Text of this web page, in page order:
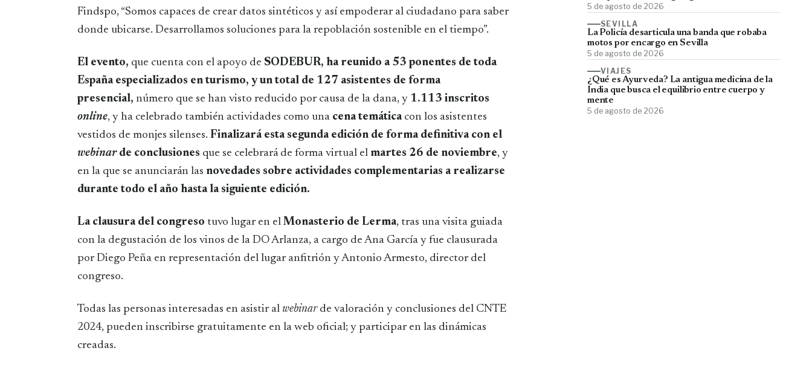
Findspo, “Somos capaces de crear datos sintéticos y así empoderar al ciudadano para saber
donde ubicarse. Desarrollamos soluciones para la repoblación sostenible en el tiempo”.
El evento, que cuenta con el apoyo de SODEBUR, ha reunido a 53 ponentes de toda
España especializados en turismo, y un total de 127 asistentes de forma
presencial, número que se han visto reducido por causa de la dana, y 1.113 inscritos
online, y ha celebrado también actividades como una cena temáticacon los asistentes
vestidos de monjes silenses. Finalizará esta segunda edición de forma definitiva con el
webinar de conclusiones que se celebrará de forma virtual el martes 26 de noviembre, y
en la que se anunciarán las novedades sobre actividades complementarias a realizarse
durante todo el año hasta la siguiente edición.
La clausura del congreso tuvo lugar en el Monasterio de Lerma, tras una visita guiada
con la degustación de los vinos de la DO Arlanza, a cargo de Ana García y fue clausurada
por Diego Peña en representación del lugar anfitrión y Antonio Armesto, director del
congreso.
Todas las personas interesadas en asistir al webinar de valoración y conclusiones del CNTE
2024, pueden inscribirse gratuitamente en la web oficial; y participar en las dinámicas
creadas.
5 de agosto de 2026
SEVILLA
La Policía desarticula una banda que robaba
motos por encargo en Sevilla
5 de agosto de 2026
VIAJES
¿Qué es Ayurveda? La antigua medicina de la
India que busca el equilibrio entre cuerpo y
mente
5 de agosto de 2026